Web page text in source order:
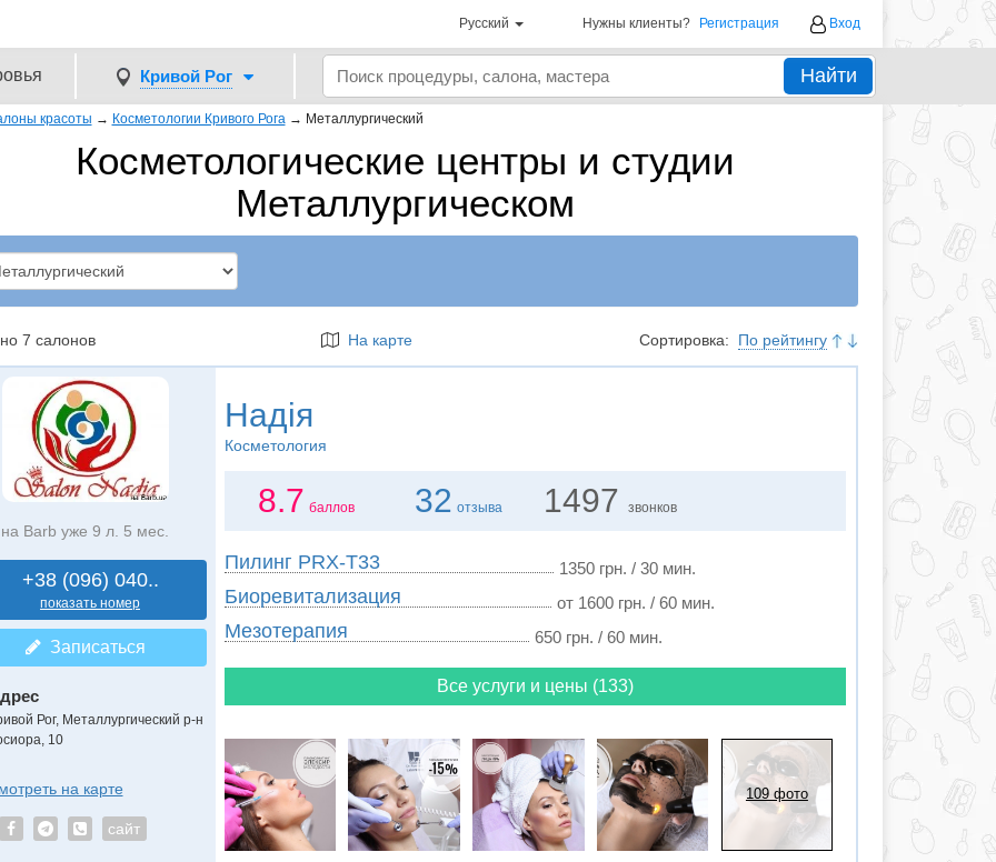
Русский Нужны клиенты? Регистрация Вход
Кривой Рог Найти
красоты → Косметологии Кривого Рога → Металлургический
Косметологические центры и студии
Металлургическом
7 салонов На карте Сортировка: По рейтингу
на Barb уже 9 л. 5 мес.
+38 (096) 040..
показать номер
Записаться
Рог, Металлургический р-н
10
на карте
сайт
Надія
Косметология
8.7 баллов 32 отзыва 1497звонков
Пилинг PRX-T33 1350 грн. / 30 мин.
Биоревитализация от 1600 грн. / 60 мин.
Мезотерапия 650 грн. / 60 мин.
Все услуги и цены (133)
109 фото